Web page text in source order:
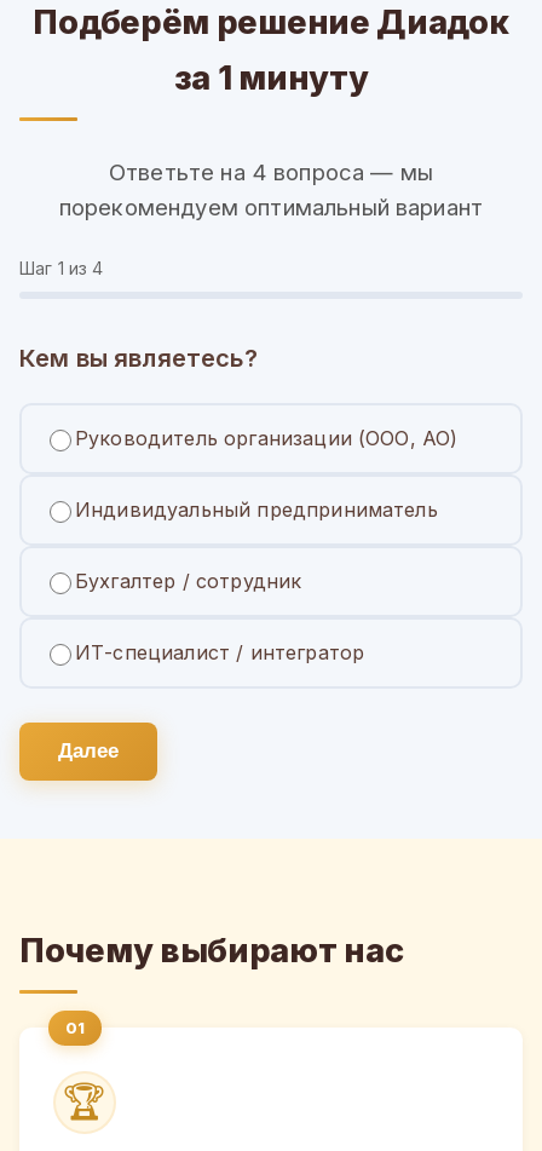
Подберём решение Диадок
за 1 минуту
Ответьте на 4 вопроса — мы
порекомендуем оптимальный вариант
Шаг 1 из 4
Кем вы являетесь?
Руководитель организации (ООО, АО)
Индивидуальный предприниматель
Бухгалтер / сотрудник
ИТ-специалист / интегратор
Далее
Почему выбирают нас
🏆